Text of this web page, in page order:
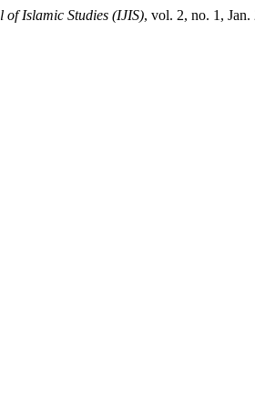
of Islamic Studies (IJIS), vol. 2, no. 1,